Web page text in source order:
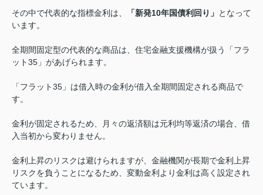
その中で代表的な指標金利は、 「新発10年国債利回り」 となって
います。
全期間固定型の代表的な商品は、住宅金融支援機構が扱う「フラ
ット35」があげられます。
「フラット35」は借入時の金利が借入全期間固定される商品で
す。
金利が固定されるため、月々の返済額は元利均等返済の場合、借
入当初から変わりません。
金利上昇のリスクは避けられますが、金融機関が長期で金利上昇
リスクを負うことになるため、変動金利より金利は高く設定され
ています。